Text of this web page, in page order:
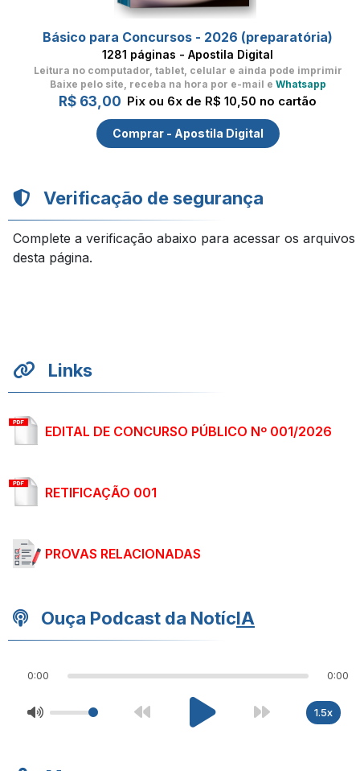
Básico para Concursos - 2026 (preparatória)
1281 páginas - Apostila Digital
Leitura no computador, tablet, celular e ainda pode imprimir
Baixe pelo site, receba na hora por e-mail e Whatsapp
R$ 63,00 Pix ou 6x de R$ 10,50 no cartão
Comprar - Apostila Digital
Verificação de segurança
Complete a verificação abaixo para acessar os arquivos
desta página.
Links
EDITAL DE CONCURSO PÚBLICO Nº 001/2026
RETIFICAÇÃO 001
PROVAS RELACIONADAS
Ouça Podcast da NotícIA
0:00 0:00
1.5x